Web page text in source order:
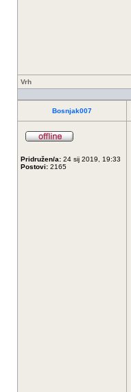
Vrh
Bosnjak007
Pridružen/a: 24 sij 2019, 19:33
Postovi: 2165